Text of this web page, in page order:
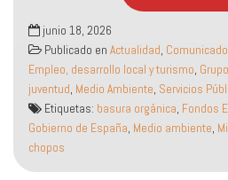
junio 18, 2026
Publicado en Actualidad,
Empleo, desarrollo local y turismo,
juventud, Medio Ambiente, Servicios
Etiquetas: basura orgánica, Fondos
Gobierno de España, Medio ambiente,
chopos